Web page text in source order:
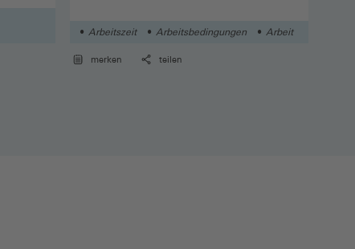
Arbeitszeit Arbeitsbedingungen Arbeit
merken teilen